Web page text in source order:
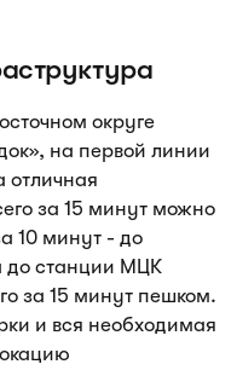
округе
на первой линии
отличная
за 15 минут можно
10 минут - до
до станции МЦК
за 15 минут пешком.
и вся необходимая